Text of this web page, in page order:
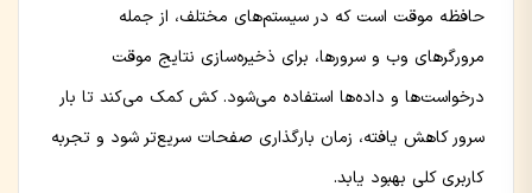
حافظه موقت است که در سیستم‌های مختلف، از جمله
مرورگرهای وب و سرورها، برای ذخیره‌سازی نتایج موقت
درخواست‌ها و داده‌ها استفاده می‌شود. کش کمک می‌کند تا بار
سرور کاهش یافته، زمان بارگذاری صفحات سریع‌تر شود و تجربه
کاربری کلی بهبود یابد.